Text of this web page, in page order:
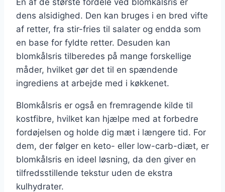
dens alsidighed. Den kan bruges i en bred vifte
af retter, fra stir-fries til salater og endda som
en base for fyldte retter. Desuden kan
blomkålsris tilberedes på mange forskellige
måder, hvilket gør det til en spændende
ingrediens at arbejde med i køkkenet.
Blomkålsris er også en fremragende kilde til
kostfibre, hvilket kan hjælpe med at forbedre
fordøjelsen og holde dig mæt i længere tid. For
dem, der følger en keto- eller low-carb-diæt, er
blomkålsris en ideel løsning, da den giver en
tilfredsstillende tekstur uden de ekstra
kulhydrater.